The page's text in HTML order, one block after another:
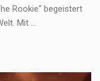
Rookie“ begeistert
Mit ...